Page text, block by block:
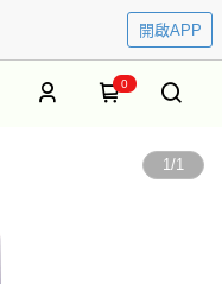
開啟APP
0
1/1